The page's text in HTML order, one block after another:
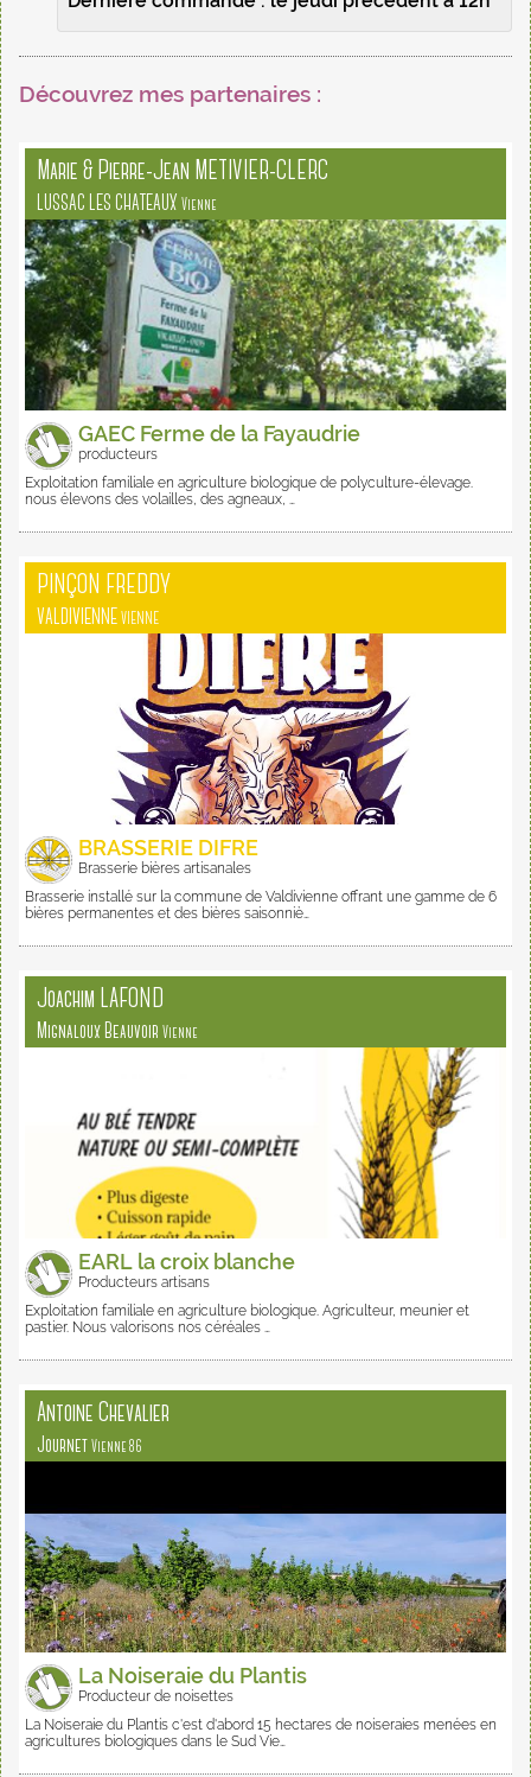
Découvrez mes partenaires :
Marie & Pierre-Jean METIVIER-CLERC
LUSSAC LES CHATEAUX Vienne
GAEC Ferme de la Fayaudrie
producteurs
Exploitation familiale en agriculture biologique de polyculture-élevage.
nous élevons des volailles, des agneaux, …
PINÇON FREDDY
VALDIVIENNE VIENNE
BRASSERIE DIFRE
Brasserie bières artisanales
Brasserie installé sur la commune de Valdivienne offrant une gamme de 6
bières permanentes et des bières saisonniè…
Joachim LAFOND
Mignaloux Beauvoir Vienne
EARL la croix blanche
Producteurs artisans
Exploitation familiale en agriculture biologique. Agriculteur, meunier et
pastier. Nous valorisons nos céréales …
Antoine Chevalier
Journet Vienne 86
La Noiseraie du Plantis
Producteur de noisettes
La Noiseraie du Plantis c'est d'abord 15 hectares de noiseraies menées en
agricultures biologiques dans le Sud Vie…